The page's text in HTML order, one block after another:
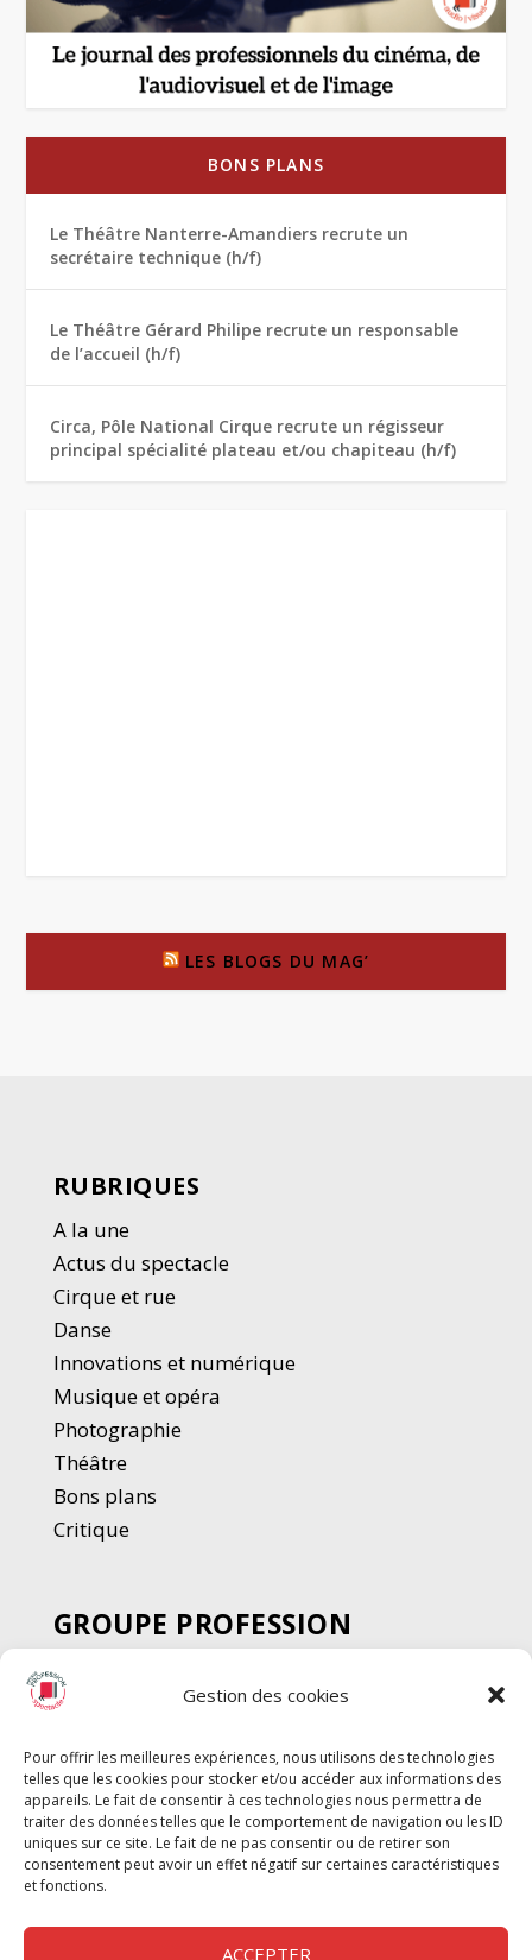
Gestion des cookies
Pour offrir les meilleures expériences, nous utilisons des technologies
telles que les cookies pour stocker et/ou accéder aux informations des
appareils. Le fait de consentir à ces technologies nous permettra de
traiter des données telles que le comportement de navigation ou les ID
uniques sur ce site. Le fait de ne pas consentir ou de retirer son
consentement peut avoir un effet négatif sur certaines caractéristiques
et fonctions.
ACCEPTER
BONS PLANS
Le Théâtre Nanterre-Amandiers recrute un
secrétaire technique (h/f)
Le Théâtre Gérard Philipe recrute un responsable
de l’accueil (h/f)
Circa, Pôle National Cirque recrute un régisseur
principal spécialité plateau et/ou chapiteau (h/f)
LES BLOGS DU MAG’
RUBRIQUES
A la une
Actus du spectacle
Cirque et rue
Danse
Innovations et numérique
Musique et opéra
Photographie
Théâtre
Bons plans
Critique
GROUPE PROFESSION
SPECTACLE
Chèque Intermittents
Chèque Compta
Chèque Emploi Spectacle
G-Pods
Profession Audio-visuel